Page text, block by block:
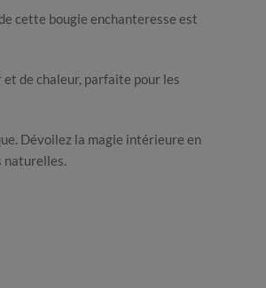
cette bougie enchanteresse est
et de chaleur, parfaite pour les
Dévoilez la magie intérieure en
naturelles.